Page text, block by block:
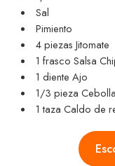
Sal
Pimiento
4 piezas Jitomate
1 frasco Salsa
1 diente Ajo
1/3 pieza
1 taza Caldo de